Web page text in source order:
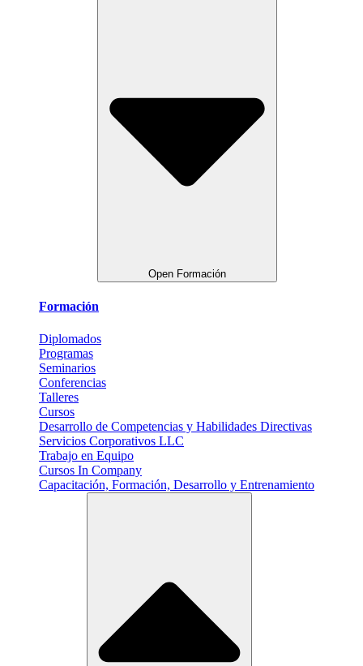
Open Formación
Formación
Diplomados
Programas
Seminarios
Conferencias
Talleres
Cursos
Desarrollo de Competencias y Habilidades Directivas
Servicios Corporativos LLC
Trabajo en Equipo
Cursos In Company
Capacitación, Formación, Desarrollo y Entrenamiento